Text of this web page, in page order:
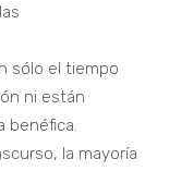
sólo el tiempo
ni están
benéfica.
la mayoría